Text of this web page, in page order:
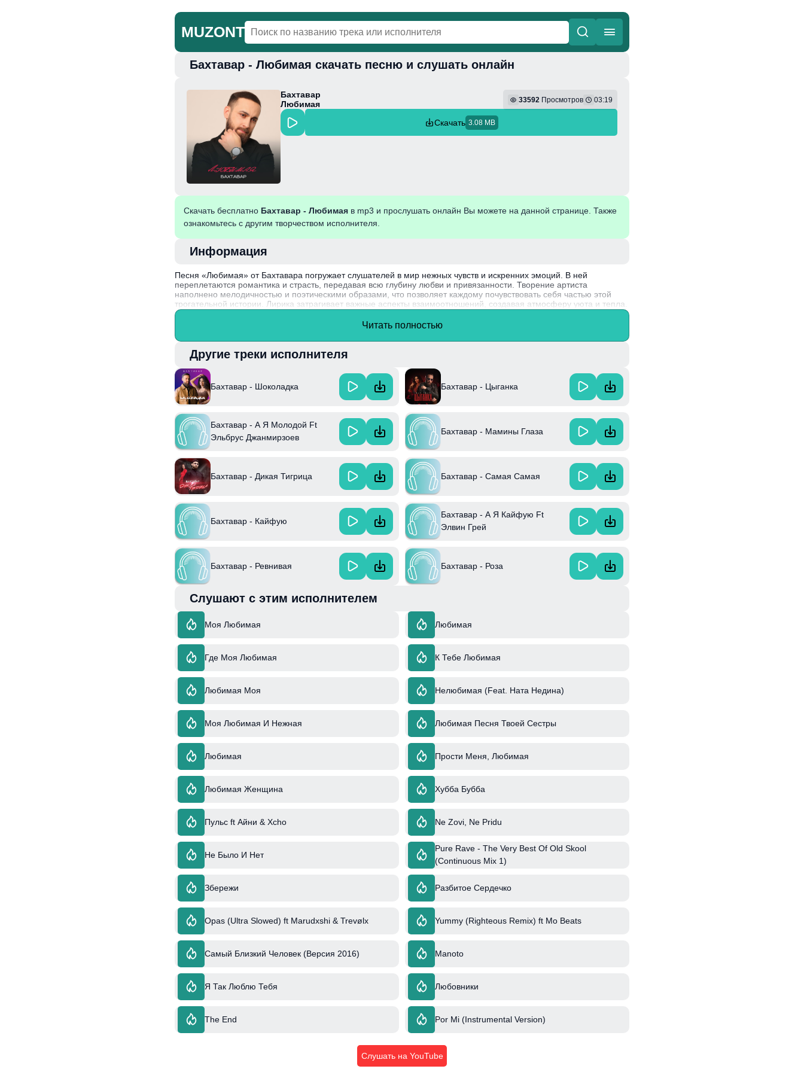
MUZONT
Бахтавар - Любимая скачать песню и слушать онлайн
Бахтавар
Любимая
33592 Просмотров 03:19
Скачать 3.08 MB
Скачать бесплатно Бахтавар - Любимая в mp3 и прослушать онлайн Вы можете на данной странице. Также
ознакомьтесь с другим творчеством исполнителя.
Информация
Песня «Любимая» от Бахтавара погружает слушателей в мир нежных чувств и искренних эмоций. В ней
переплетаются романтика и страсть, передавая всю глубину любви и привязанности. Творение артиста
наполнено мелодичностью и поэтическими образами, что позволяет каждому почувствовать себя частью этой
трогательной истории. Лирика затрагивает важные аспекты взаимоотношений, создавая атмосферу уюта и тепла.
Известно, что Бахтавар, исполняющий свои песни на родном языке, стремится донести до слушателей
запоминающимся.
Читать полностью
Другие треки исполнителя
Бахтавар - Шоколадка Бахтавар - Цыганка
Бахтавар - А Я Молодой Ft
Эльбрус Джанмирзоев
Бахтавар - Мамины Глаза
Бахтавар - Дикая Тигрица Бахтавар - Самая Самая
Бахтавар - Кайфую
Бахтавар - А Я Кайфую Ft
Элвин Грей
Бахтавар - Ревнивая Бахтавар - Роза
Слушают с этим исполнителем
Моя Любимая Любимая
Где Моя Любимая К Тебе Любимая
Любимая Моя Нелюбимая (Feat. Ната Недина)
Моя Любимая И Нежная Любимая Песня Твоей Сестры
Любимая Прости Меня, Любимая
Любимая Женщина Хубба Бубба
Пульс ft Айни & Xcho Ne Zovi, Ne Pridu
Не Было И Нет
Pure Rave - The Very Best Of Old Skool
(Continuous Mix 1)
Збережи Разбитое Сердечко
Opas (Ultra Slowed) ft Marudxshi & Trevølx Yummy (Righteous Remix) ft Mo Beats
Самый Близкий Человек (Версия 2016) Manoto
Я Так Люблю Тебя Любовники
The End Por Mi (Instrumental Version)
Слушать на YouTube